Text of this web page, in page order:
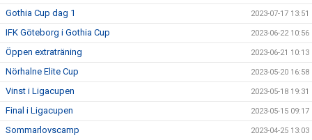
Gothia Cup dag 1 2023-07-17 13:51
IFK Göteborg i Gothia Cup 2023-06-22 10:56
Öppen extraträning 2023-06-21 10:13
Nörhalne Elite Cup 2023-05-20 16:58
Vinst i Ligacupen 2023-05-18 19:31
Final i Ligacupen 2023-05-15 09:17
Sommarlovscamp 2023-04-25 13:03